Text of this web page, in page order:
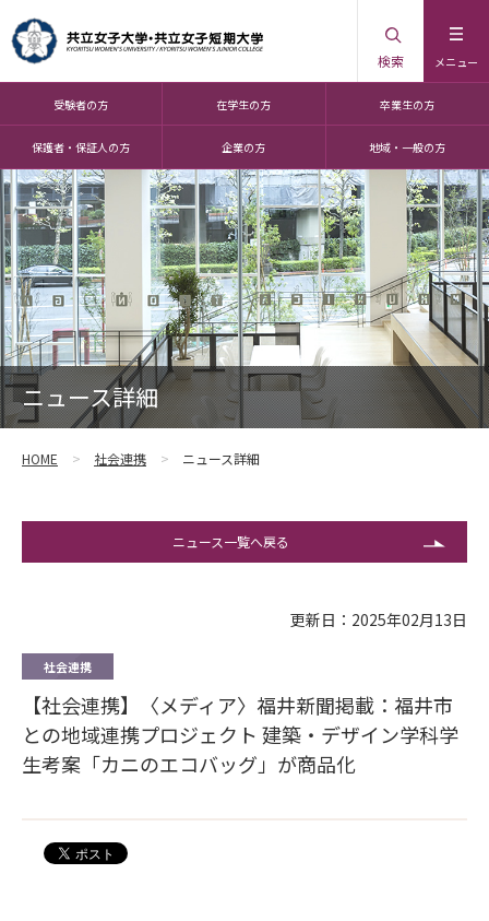
メニュー
検索
受験者の方 在学生の方 卒業生の方
保護者・保証人の方 企業の方 地域・一般の方
ニュース詳細
HOME 社会連携 ニュース詳細
ニュース一覧へ戻る
更新日：2025年02月13日
社会連携
【社会連携】〈メディア〉福井新聞掲載：福井市
との地域連携プロジェクト 建築・デザイン学科学
生考案「カニのエコバッグ」が商品化